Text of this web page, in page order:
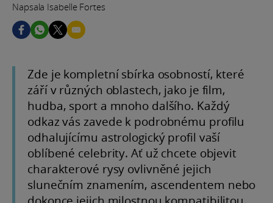
Napsala Isabelle Fortes
Zde je kompletní sbírka osobností, které
září v různých oblastech, jako je film,
hudba, sport a mnoho dalšího. Každý
odkaz vás zavede k podrobnému profilu
odhalujícímu astrologický profil vaší
oblíbené celebrity. Ať už chcete objevit
charakterové rysy ovlivněné jejich
slunečním znamením, ascendentem nebo